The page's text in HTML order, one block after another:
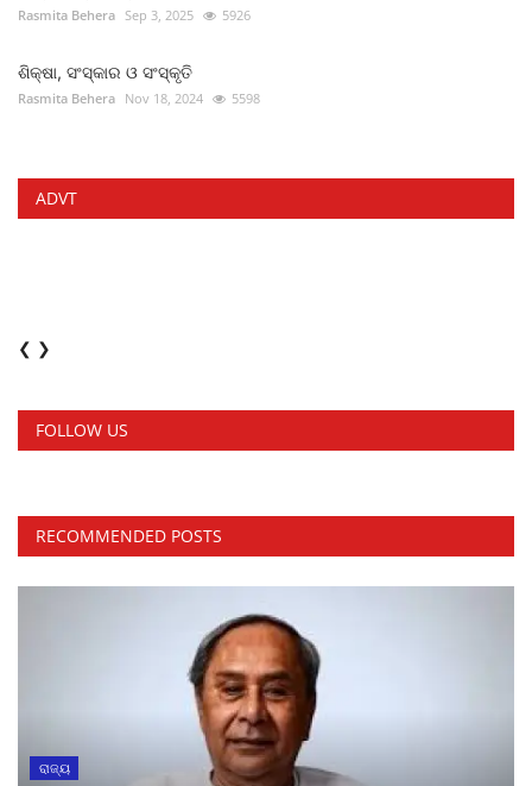
Rasmita Behera Sep 3, 2025 5926
ଶିକ୍ଷା, ସଂସ୍କାର ଓ ସଂସ୍କୃତି
Rasmita Behera Nov 18, 2024 5598
ADVT
❮ ❯
FOLLOW US
RECOMMENDED POSTS
ରାଜ୍ୟ